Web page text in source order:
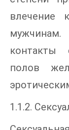
мужчинам.
контакты
полов
1.1.2.